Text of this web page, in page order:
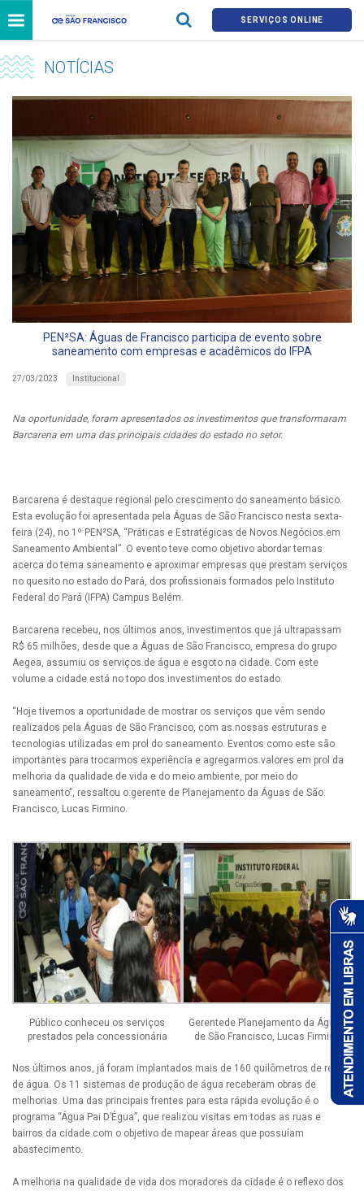
SERVIÇOS ONLINE
NOTÍCIAS
PEN²SA: Águas de Francisco participa de evento sobre
saneamento com empresas e acadêmicos do IFPA
27/03/2023 Institucional
Na oportunidade, foram apresentados os investimentos que transformaram
Barcarena em uma das principais cidades do estado no setor.
Barcarena é destaque regional pelo crescimento do saneamento básico.
Esta evolução foi apresentada pela Águas de São Francisco nesta sexta-
feira (24), no 1º PEN²SA, “Práticas e Estratégicas de Novos Negócios em
Saneamento Ambiental”. O evento teve como objetivo abordar temas
acerca do tema saneamento e aproximar empresas que prestam serviços
no quesito no estado do Pará, dos profissionais formados pelo Instituto
Federal do Pará (IFPA) Campus Belém.
Barcarena recebeu, nos últimos anos, investimentos que já ultrapassam
R$ 65 milhões, desde que a Águas de São Francisco, empresa do grupo
Aegea, assumiu os serviços de água e esgoto na cidade. Com este
volume a cidade está no topo dos investimentos do estado.
“Hoje tivemos a oportunidade de mostrar os serviços que vêm sendo
realizados pela Águas de São Francisco, com as nossas estruturas e
tecnologias utilizadas em prol do saneamento. Eventos como este são
importantes para trocarmos experiência e agregarmos valores em prol da
melhoria da qualidade de vida e do meio ambiente, por meio do
saneamento”, ressaltou o gerente de Planejamento da Águas de São
Francisco, Lucas Firmino.
Público conheceu os serviços
prestados pela concessionária
Gerentede Planejamento da Águas
de São Francisco, Lucas Firmino
Nos últimos anos, já foram implantados mais de 160 quilômetros de rede
de água. Os 11 sistemas de produção de água receberam obras de
melhorias. Uma das principais frentes para esta rápida evolução é o
programa “Água Pai D’Égua”, que realizou visitas em todas as ruas e
bairros da cidade com o objetivo de mapear áreas que possuíam
abastecimento.
A melhoria na qualidade de vida dos moradores da cidade é o reflexo dos